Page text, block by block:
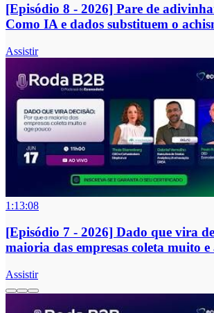
[Episódio 8 - 2026] Pare de
Como IA e dados substituem o
Assistir
1:13:08
[Episódio 7 - 2026] Dado que vira
maioria das empresas coleta muito e
Assistir